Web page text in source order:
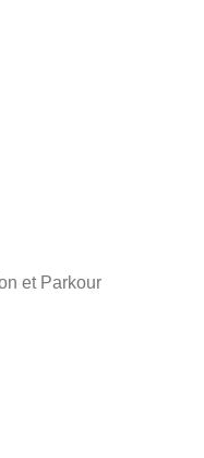
et Parkour